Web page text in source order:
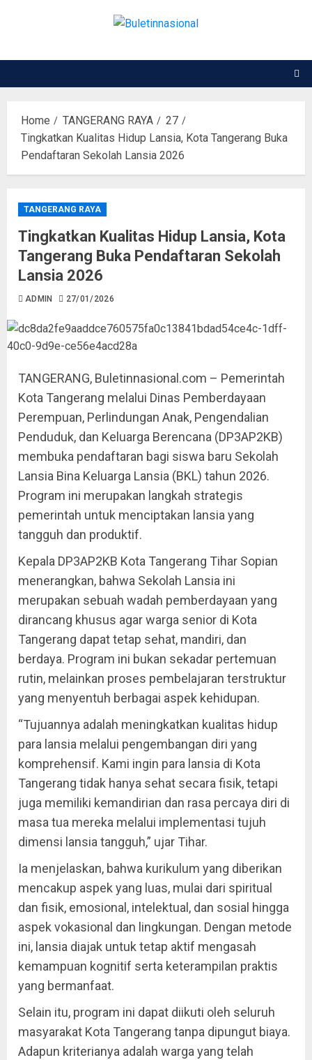
Home TANGERANG RAYA
27
Tingkatkan Kualitas Hidup Lansia, Kota Tangerang Buka
Pendaftaran Sekolah Lansia 2026
TANGERANG RAYA
Tingkatkan Kualitas Hidup Lansia, Kota
Tangerang Buka Pendaftaran Sekolah
Lansia 2026
ADMIN 27/01/2026
TANGERANG, Buletinnasional.com – Pemerintah
Kota Tangerang melalui Dinas Pemberdayaan
Perempuan, Perlindungan Anak, Pengendalian
Penduduk, dan Keluarga Berencana (DP3AP2KB)
membuka pendaftaran bagi siswa baru Sekolah
Lansia Bina Keluarga Lansia (BKL) tahun 2026.
Program ini merupakan langkah strategis
pemerintah untuk menciptakan lansia yang
tangguh dan produktif.
Kepala DP3AP2KB Kota Tangerang Tihar Sopian
menerangkan, bahwa Sekolah Lansia ini
merupakan sebuah wadah pemberdayaan yang
dirancang khusus agar warga senior di Kota
Tangerang dapat tetap sehat, mandiri, dan
berdaya. Program ini bukan sekadar pertemuan
rutin, melainkan proses pembelajaran terstruktur
yang menyentuh berbagai aspek kehidupan.
“Tujuannya adalah meningkatkan kualitas hidup
para lansia melalui pengembangan diri yang
komprehensif. Kami ingin para lansia di Kota
Tangerang tidak hanya sehat secara fisik, tetapi
juga memiliki kemandirian dan rasa percaya diri di
masa tua mereka melalui implementasi tujuh
dimensi lansia tangguh,” ujar Tihar.
Ia menjelaskan, bahwa kurikulum yang diberikan
mencakup aspek yang luas, mulai dari spiritual
dan fisik, emosional, intelektual, dan sosial hingga
aspek vokasional dan lingkungan. Dengan metode
ini, lansia diajak untuk tetap aktif mengasah
kemampuan kognitif serta keterampilan praktis
yang bermanfaat.
Selain itu, program ini dapat diikuti oleh seluruh
masyarakat Kota Tangerang tanpa dipungut biaya.
Adapun kriterianya adalah warga yang telah